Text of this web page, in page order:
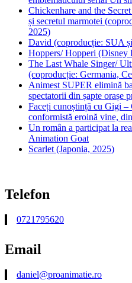
Chickenhare and the
și secretul marmotei
2025)
David (coproducție: SUA
Hoppers/ Hopperi (Disney
The Last Whale Singer/
(coproducție: Germania,
Animest SUPER elimină
spectatorii din șapte orașe
Faceți cunoștință cu Gigi –
conformistă eroină vine,
Un român a participat la
Animation Goat
Scarlet (Japonia, 2025)
Telefon
0721795620
Email
daniel@proanimatie.ro